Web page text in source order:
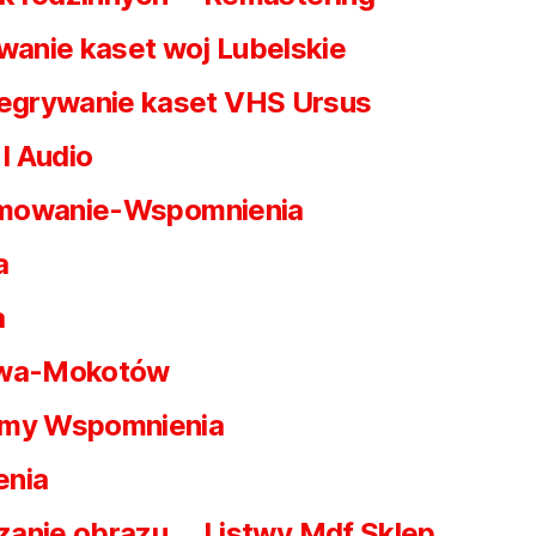
kaset woj Lubelskie
kaset VHS Ursus
Audio
Wspomnienia
Mokotów
Wspomnienia